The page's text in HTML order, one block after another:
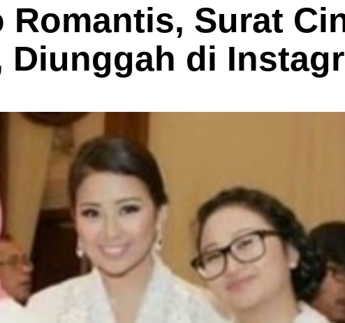
Surat
Diunggah di